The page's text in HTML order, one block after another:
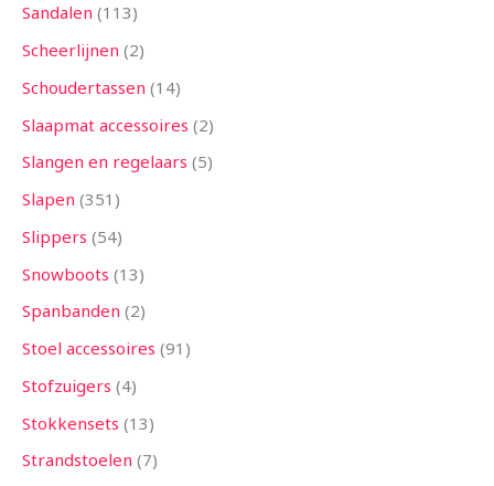
Sandalen 113
Scheerlijnen 2
Schoudertassen 14
Slaapmat accessoires 2
Slangen en regelaars 5
Slapen 351
Slippers 54
Snowboots 13
Spanbanden 2
Stoel accessoires 91
Stofzuigers 4
Stokkensets 13
Strandstoelen 7